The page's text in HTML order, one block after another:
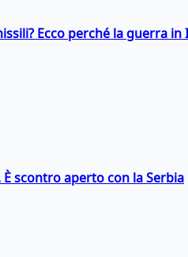
Ecco perché la guerra
scontro aperto con la Serbia